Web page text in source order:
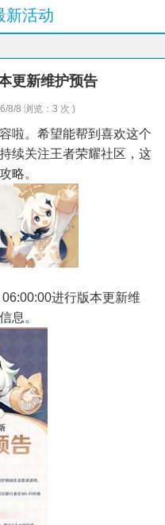
新活动
更新维护预告
8/8 浏览：3 次 )
啦。希望能帮到喜欢这个
续关注王者荣耀社区，这
略。
进行版本更新维
息。